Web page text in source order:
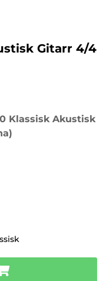
Gitarr 4/4
Klassisk Akustisk